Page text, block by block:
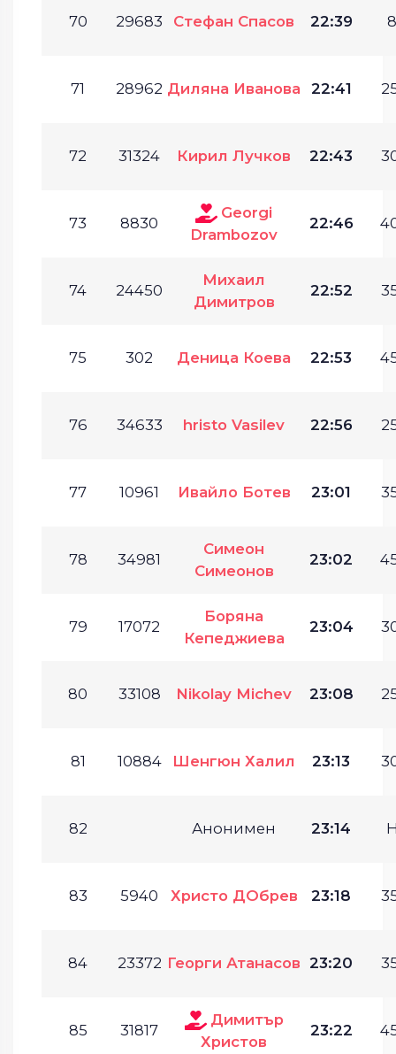
70 29683 Стефан Спасов 22:39
71 28962 Диляна Иванова 22:41
72 31324 Кирил Лучков 22:43
73 8830
Georgi
Drambozov
22:46
74 24450
Михаил
Димитров
22:52
75 302 Деница Коева 22:53
76 34633 hristo Vasilev 22:56
77 10961 Ивайло Ботев 23:01
78 34981
Симеон
Симеонов
23:02
79 17072
Боряна
Кепеджиева
23:04
80 33108 Nikolay Michev 23:08
81 10884 Шенгюн Халил 23:13
82 Анонимен 23:14
83 5940 Христо ДОбрев 23:18
84 23372 Георги Атанасов 23:20
85 31817
Димитър
Христов
23:22